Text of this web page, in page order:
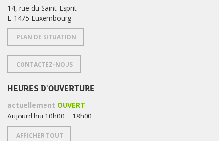
14, rue du Saint-Esprit
L-1475 Luxembourg
PLAN DE SITUATION
CONTACTEZ-NOUS
HEURES D'OUVERTURE
actuellement OUVERT
Aujourd'hui 10h00 – 18h00
AFFICHER TOUT